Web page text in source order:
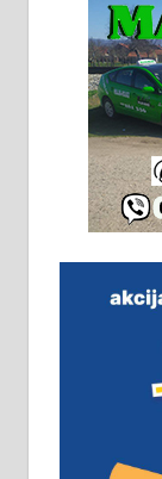
адресе.
халу
плацу
064/321-
м2 са
виру
замена.